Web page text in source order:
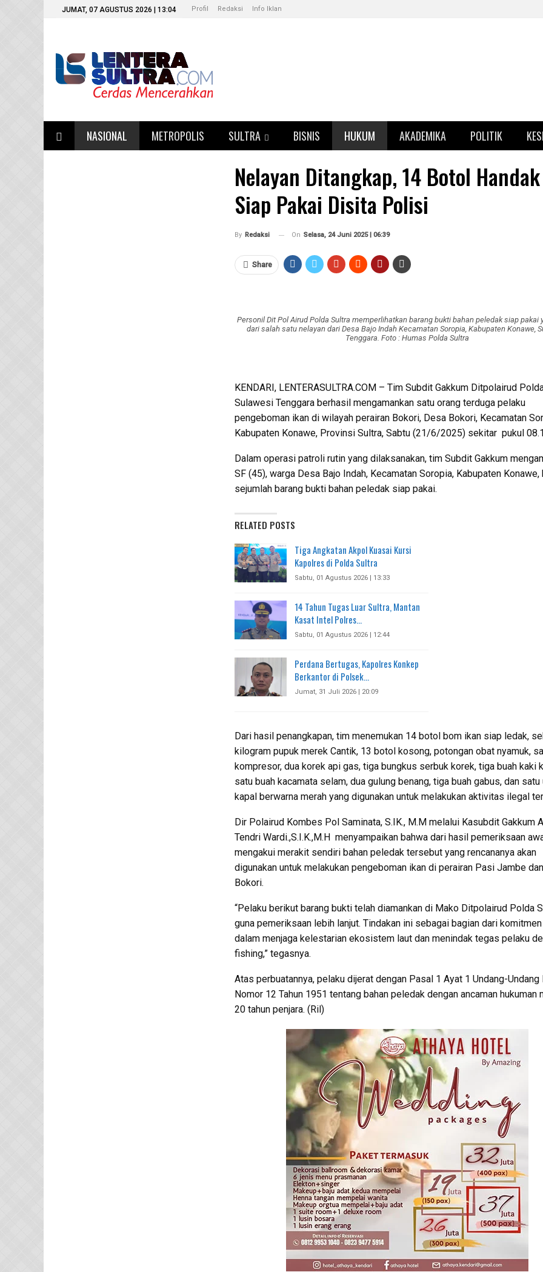
JUMAT, 07 AGUSTUS 2026 | 13:04 Profil Redaksi Info Iklan
NASIONAL METROPOLIS SULTRA BISNIS HUKUM AKADEMIKA POLITIK
Nelayan Ditangkap, 14 Botol Handak
Siap Pakai Disita Polisi
By Redaksi On Selasa, 24 Juni 2025 | 06:39
Share
Personil Dit Pol Airud Polda Sultra memperlihatkan barang bukti bahan peledak siap pakai
dari salah satu nelayan dari Desa Bajo Indah Kecamatan Soropia, Kabupaten Konawe,
Tenggara. Foto : Humas Polda Sultra
KENDARI, LENTERASULTRA.COM – Tim Subdit Gakkum Ditpolairud
Sulawesi Tenggara berhasil mengamankan satu orang terduga pelaku
pengeboman ikan di wilayah perairan Bokori, Desa Bokori, Kecamatan
Kabupaten Konawe, Provinsi Sultra, Sabtu (21/6/2025) sekitar pukul
Dalam operasi patroli rutin yang dilaksanakan, tim Subdit Gakkum
SF (45), warga Desa Bajo Indah, Kecamatan Soropia, Kabupaten
sejumlah barang bukti bahan peledak siap pakai.
RELATED POSTS
Tiga Angkatan Akpol Kuasai Kursi
Kapolres di Polda Sultra
Sabtu, 01 Agustus 2026 | 13:33
14 Tahun Tugas Luar Sultra, Mantan
Kasat Intel Polres…
Sabtu, 01 Agustus 2026 | 12:44
Perdana Bertugas, Kapolres Konkep
Berkantor di Polsek…
Jumat, 31 Juli 2026 | 20:09
Dari hasil penangkapan, tim menemukan 14 botol bom ikan siap ledak,
kilogram pupuk merek Cantik, 13 botol kosong, potongan obat nyamuk,
kompresor, dua korek api gas, tiga bungkus serbuk korek, tiga buah kaki
satu buah kacamata selam, dua gulung benang, tiga buah gabus, dan satu
kapal berwarna merah yang digunakan untuk melakukan aktivitas ilegal
Dir Polairud Kombes Pol Saminata, S.IK., M.M melalui Kasubdit Gakkum
Tendri Wardi.,S.I.K.,M.H menyampaikan bahwa dari hasil pemeriksaan
mengakui merakit sendiri bahan peledak tersebut yang rencananya akan
digunakan untuk melakukan pengeboman ikan di perairan Pasi Jambe
Bokori.
“Pelaku berikut barang bukti telah diamankan di Mako Ditpolairud Polda
guna pemeriksaan lebih lanjut. Tindakan ini sebagai bagian dari
dalam menjaga kelestarian ekosistem laut dan menindak tegas pelaku
fishing,” tegasnya.
Atas perbuatannya, pelaku dijerat dengan Pasal 1 Ayat 1 Undang-Undang
Nomor 12 Tahun 1951 tentang bahan peledak dengan ancaman hukuman
20 tahun penjara. (Ril)